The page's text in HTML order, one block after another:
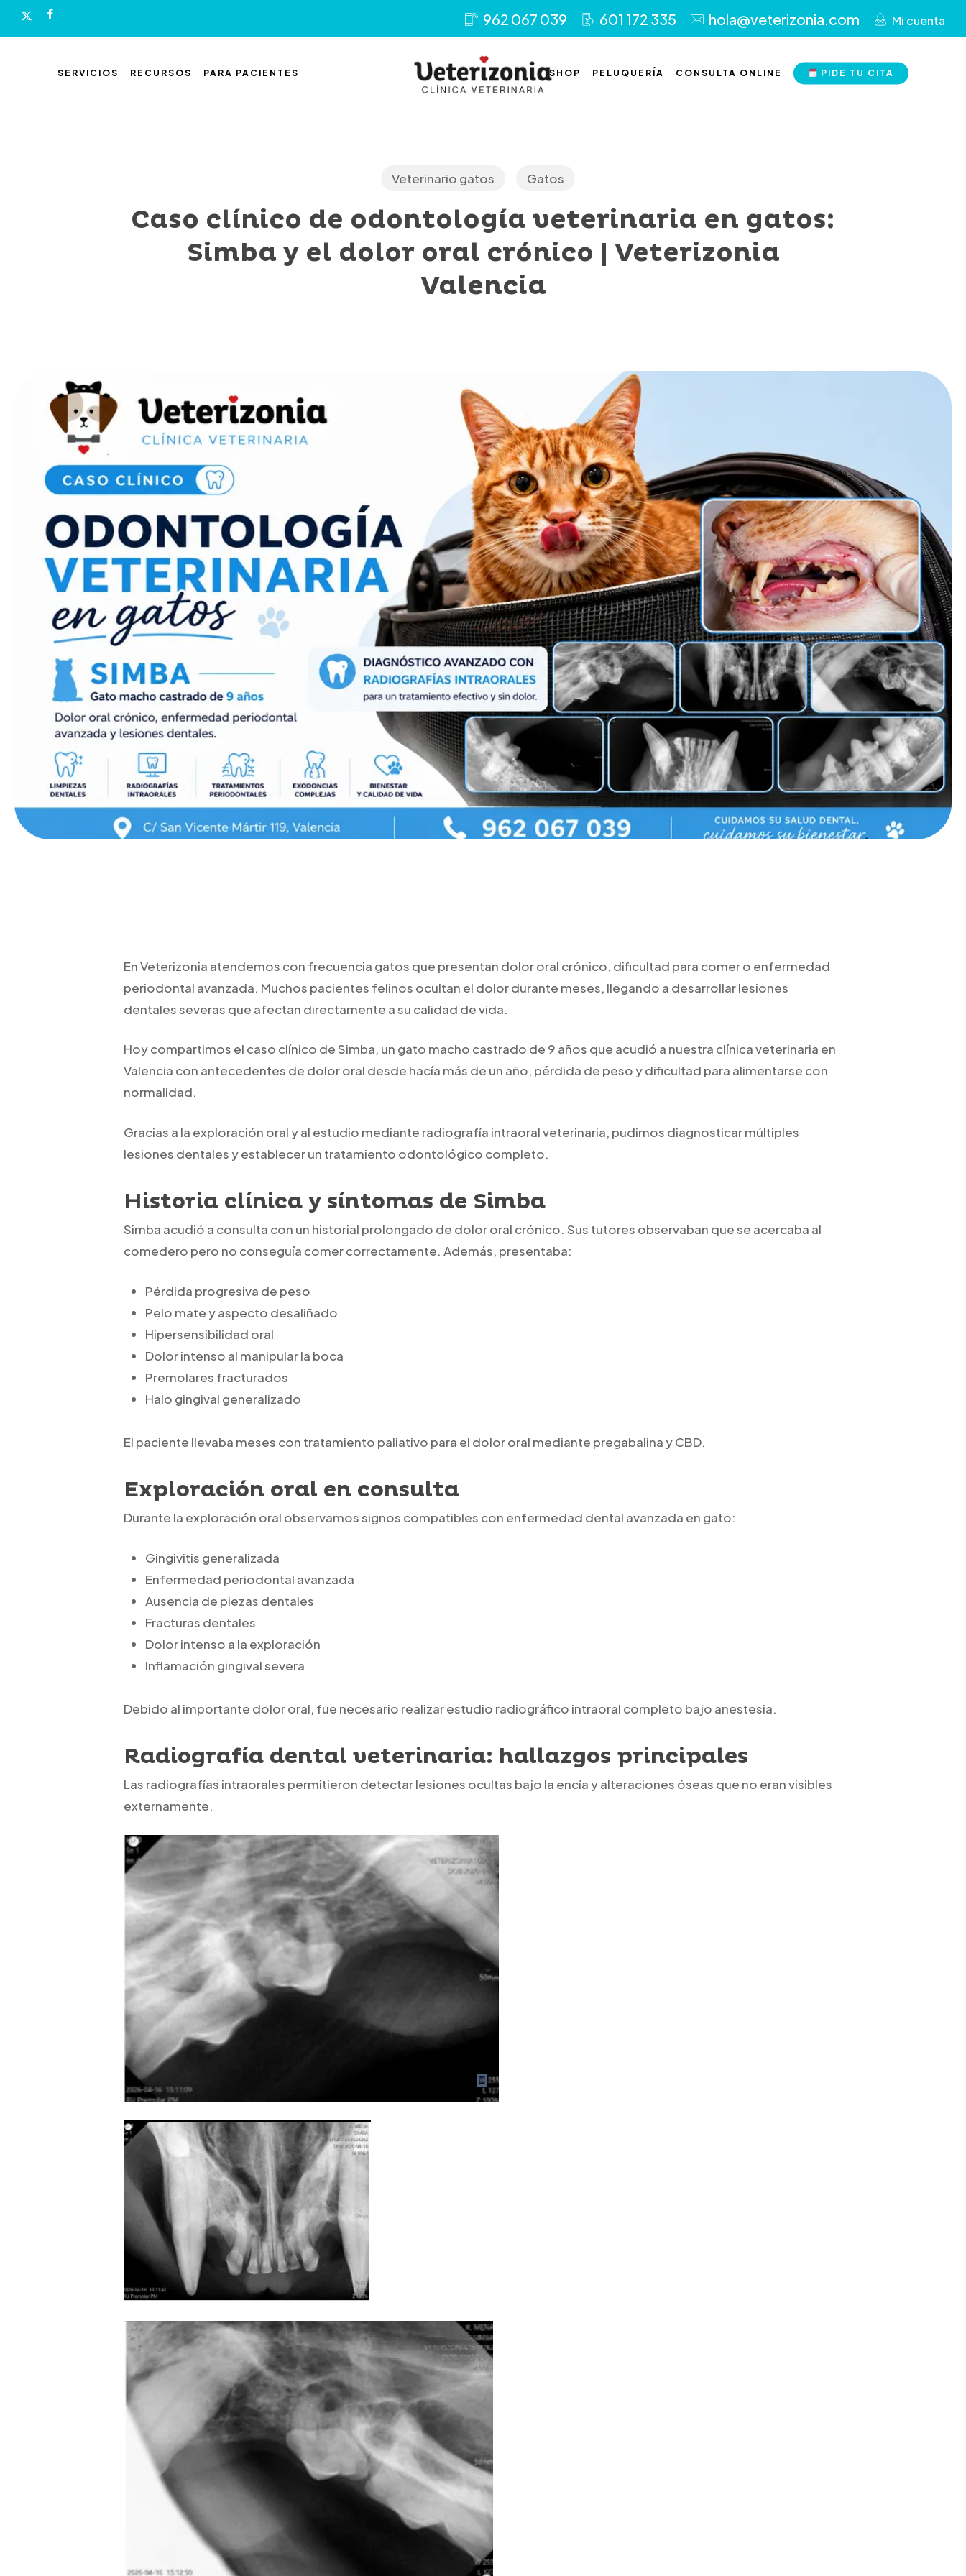
Skipx-
facebook 962 067 039 601 172 335 hola@veterizonia.com Mi cuenta
SERVICIOS RECURSOS PARA PACIENTES SHOP PELUQUERÍA CONSULTA ONLINE PIDE TU CITA
Veterinario gatos Gatos
Caso clínico de odontología veterinaria en gatos:
Simba y el dolor oral crónico | Veterizonia
Valencia
En Veterizonia atendemos con frecuencia gatos que presentan dolor oral crónico, dificultad para comer o enfermedad
periodontal avanzada. Muchos pacientes felinos ocultan el dolor durante meses, llegando a desarrollar lesiones
dentales severas que afectan directamente a su calidad de vida.
Hoy compartimos el caso clínico de Simba, un gato macho castrado de 9 años que acudió a nuestra clínica veterinaria en
Valencia con antecedentes de dolor oral desde hacía más de un año, pérdida de peso y dificultad para alimentarse con
normalidad.
Gracias a la exploración oral y al estudio mediante radiografía intraoral veterinaria, pudimos diagnosticar múltiples
lesiones dentales y establecer un tratamiento odontológico completo.
Historia clínica y síntomas de Simba
Simba acudió a consulta con un historial prolongado de dolor oral crónico. Sus tutores observaban que se acercaba al
comedero pero no conseguía comer correctamente. Además, presentaba:
Pérdida progresiva de peso
Pelo mate y aspecto desaliñado
Hipersensibilidad oral
Dolor intenso al manipular la boca
Premolares fracturados
Halo gingival generalizado
El paciente llevaba meses con tratamiento paliativo para el dolor oral mediante pregabalina y CBD.
Exploración oral en consulta
Durante la exploración oral observamos signos compatibles con enfermedad dental avanzada en gato:
Gingivitis generalizada
Enfermedad periodontal avanzada
Ausencia de piezas dentales
Fracturas dentales
Dolor intenso a la exploración
Inflamación gingival severa
Debido al importante dolor oral, fue necesario realizar estudio radiográfico intraoral completo bajo anestesia.
Radiografía dental veterinaria: hallazgos principales
Las radiografías intraorales permitieron detectar lesiones ocultas bajo la encía y alteraciones óseas que no eran visibles
externamente.